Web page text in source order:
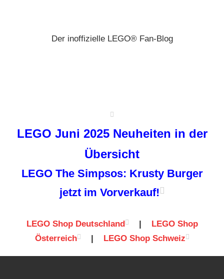
Der inoffizielle LEGO® Fan-Blog
LEGO Juni 2025 Neuheiten in der
Übersicht
LEGO The Simpsos: Krusty Burger
jetzt im Vorverkauf!
LEGO Shop Deutschland | LEGO Shop
Österreich
| LEGO Shop Schweiz